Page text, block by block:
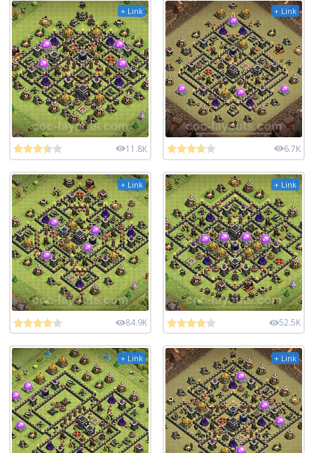
+ Link
11.8K
+ Link
6.7K
+ Link
84.9K
+ Link
52.5K
+ Link + Link